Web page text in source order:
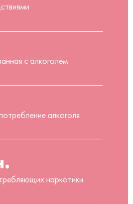
с алкоголем
алкоголя
наркотики